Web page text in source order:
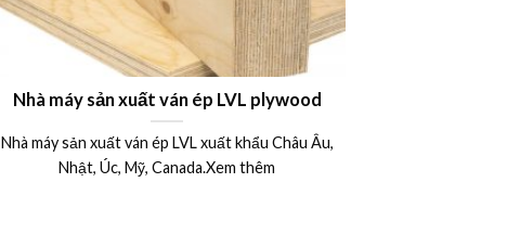
Nhà máy sản xuất ván ép LVL plywood
Nhà máy sản xuất ván ép LVL xuất khẩu Châu Âu,
Nhật, Úc, Mỹ, Canada.Xem thêm